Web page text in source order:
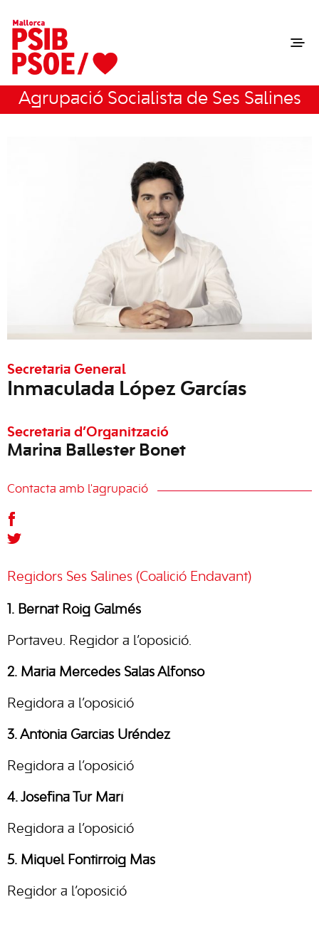
Agrupació Socialista de Ses Salines
Secretaria General
Inmaculada López Garcías
Secretaria d’Organització
Marina Ballester Bonet
Contacta amb l'agrupació
Regidors Ses Salines (Coalició Endavant)
1. Bernat Roig Galmés
Portaveu. Regidor a l’oposició.
2. Maria Mercedes Salas Alfonso
Regidora a l’oposició
3. Antònia Garcias Uréndez
Regidora a l’oposició
4. Josefina Tur Marí
Regidora a l’oposició
5. Miquel Fontirroig Mas
Regidor a l’oposició